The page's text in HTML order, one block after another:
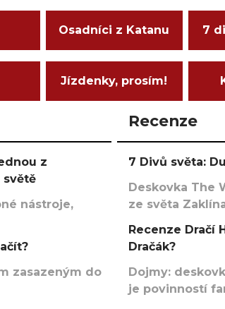
Osadníci z Katanu 7
Jízdenky, prosím!
z
nástroje,
zasazeným do
Recenze
7 Divů světa:
Deskovka The
ze světa
Recenze Dračí
Dračák?
Dojmy:
je povinností